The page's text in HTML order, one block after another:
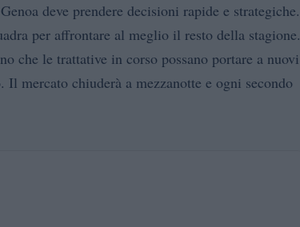
deve prendere decisioni rapide e strategiche.
per affrontare al meglio il resto della stagione.
che le trattative in corso possano portare a nuovi
mercato chiuderà a mezzanotte e ogni secondo